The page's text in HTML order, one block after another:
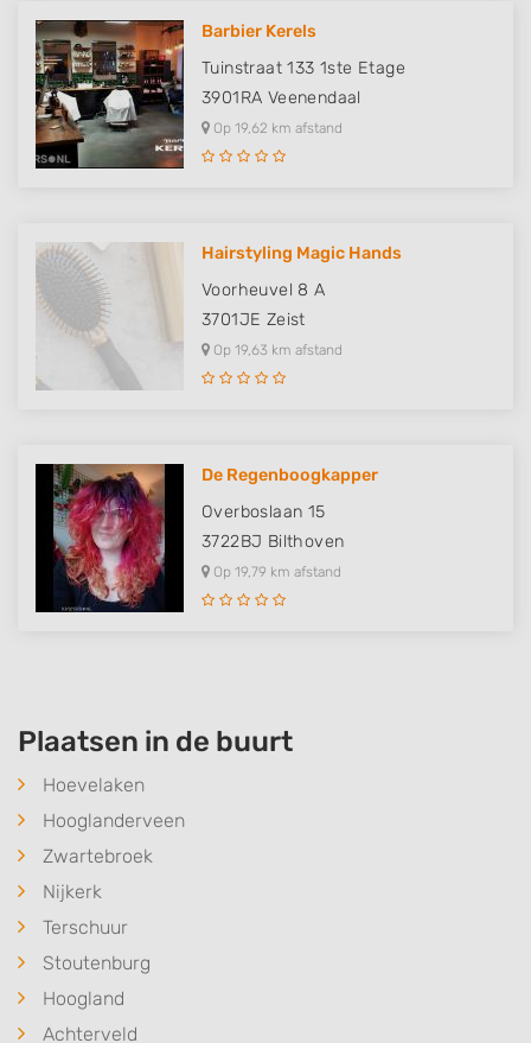
Barbier Kerels
Tuinstraat 133 1ste Etage
3901RA Veenendaal
Op 19,62 km afstand
Hairstyling Magic Hands
Voorheuvel 8 A
3701JE Zeist
Op 19,63 km afstand
De Regenboogkapper
Overboslaan 15
3722BJ Bilthoven
Op 19,79 km afstand
Plaatsen in de buurt
Hoevelaken
Hooglanderveen
Zwartebroek
Nijkerk
Terschuur
Stoutenburg
Hoogland
Achterveld